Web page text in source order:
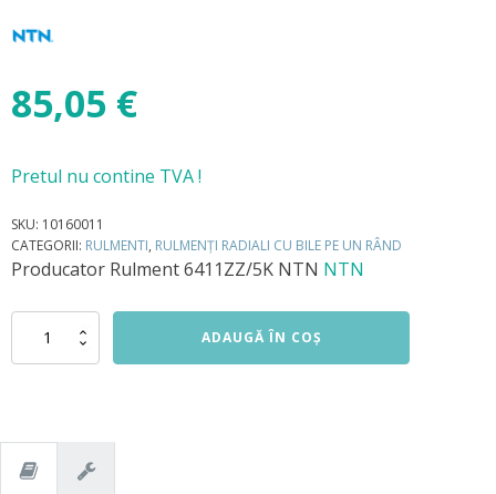
85,05 €
Pretul nu contine TVA !
SKU: 10160011
CATEGORII: RULMENTI, RULMENȚI RADIALI CU BILE PE UN RÂND
Producator Rulment 6411ZZ/5K NTN NTN
Cantitate
ADAUGĂ ÎN COȘ